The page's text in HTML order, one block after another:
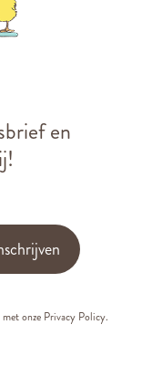
en
onze Privacy Policy.